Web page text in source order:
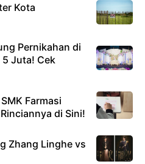
Kota
Pernikahan di
5 Juta! Cek
Farmasi
di Sini!
Zhang Linghe vs